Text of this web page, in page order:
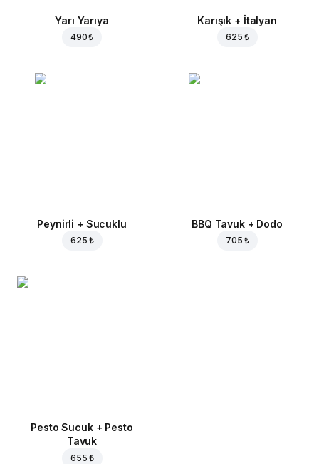
Yarı Yarıya
490 ₺
Karışık + İtalyan
625 ₺
Peynirli + Sucuklu
625 ₺
BBQ Tavuk + Dodo
705 ₺
Pesto Sucuk + Pesto
Tavuk
655 ₺